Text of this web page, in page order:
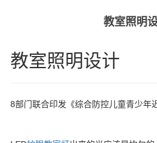
教室照明
教室照明设计
8部门联合印发《综合防控儿童青少年